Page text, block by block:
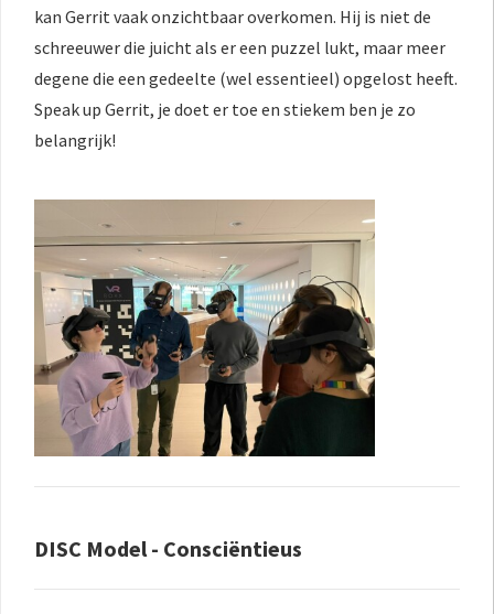
kan Gerrit vaak onzichtbaar overkomen. Hij is niet de
schreeuwer die juicht als er een puzzel lukt, maar meer
degene die een gedeelte (wel essentieel) opgelost heeft.
Speak up Gerrit, je doet er toe en stiekem ben je zo
belangrijk!
DISC Model - Consciëntieus